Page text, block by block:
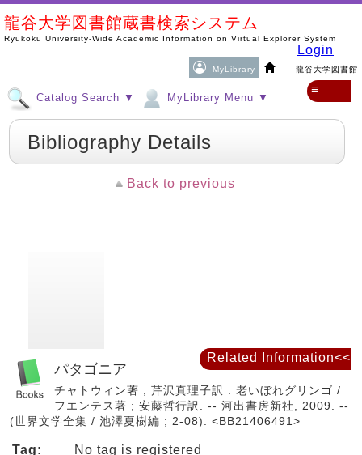
龍谷大学図書館蔵書検索システム
Ryukoku University-Wide Academic Information on Virtual Explorer System
MyLibrary 龍谷大学図書館
Login
Catalog Search ▼ MyLibrary Menu ▼
≡
Bibliography Details
Back to previous
パタゴニア
チャトウィン著 ; 芹沢真理子訳 . 老いぼれグリンゴ /
フエンテス著 ; 安藤哲行訳. -- 河出書房新社, 2009. --
(世界文学全集 / 池澤夏樹編 ; 2-08). <BB21406491>
Tag:
No tag is registered
Related Information<<